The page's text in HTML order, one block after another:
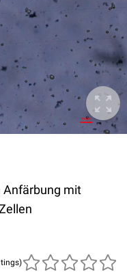
Anfärbung mit